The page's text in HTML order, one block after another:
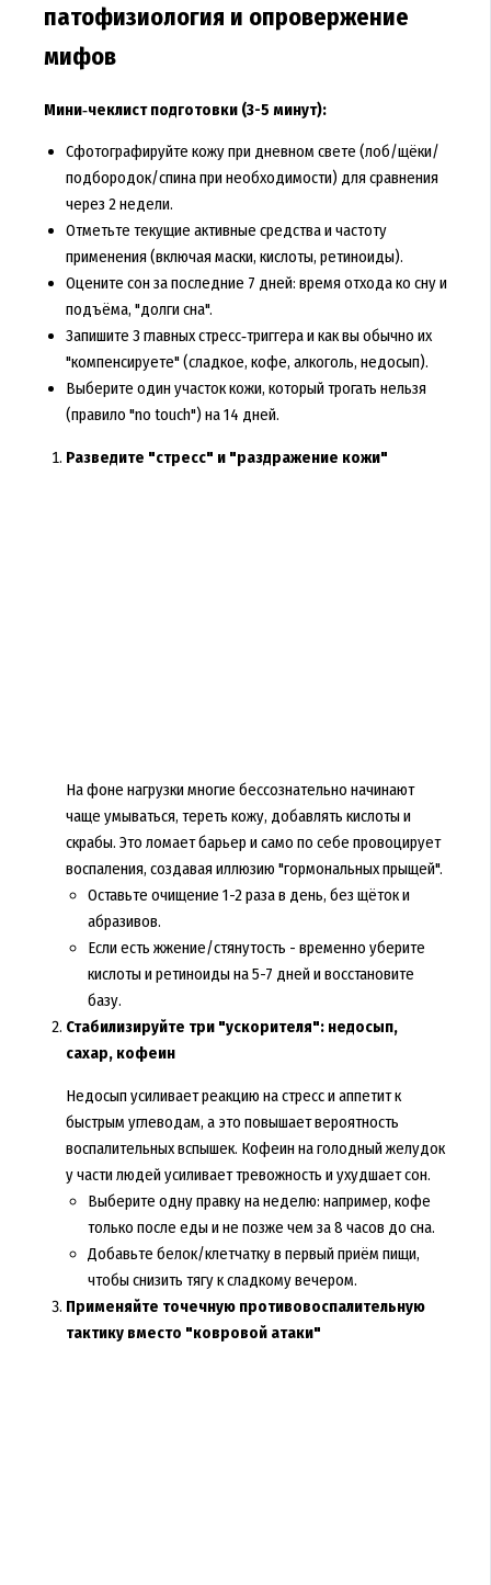
патофизиология и опровержение
мифов
Мини‑чеклист подготовки (3-5 минут):
Сфотографируйте кожу при дневном свете (лоб/щёки/
подбородок/спина при необходимости) для сравнения
через 2 недели.
Отметьте текущие активные средства и частоту
применения (включая маски, кислоты, ретиноиды).
Оцените сон за последние 7 дней: время отхода ко сну и
подъёма, "долги сна".
Запишите 3 главных стресс‑триггера и как вы обычно их
"компенсируете" (сладкое, кофе, алкоголь, недосып).
Выберите один участок кожи, который трогать нельзя
(правило "no touch") на 14 дней.
Разведите "стресс" и "раздражение кожи"
На фоне нагрузки многие бессознательно начинают
чаще умываться, тереть кожу, добавлять кислоты и
скрабы. Это ломает барьер и само по себе провоцирует
воспаления, создавая иллюзию "гормональных прыщей".
Оставьте очищение 1-2 раза в день, без щёток и
абразивов.
Если есть жжение/стянутость - временно уберите
кислоты и ретиноиды на 5-7 дней и восстановите
базу.
Стабилизируйте три "ускорителя": недосып,
сахар, кофеин
Недосып усиливает реакцию на стресс и аппетит к
быстрым углеводам, а это повышает вероятность
воспалительных вспышек. Кофеин на голодный желудок
у части людей усиливает тревожность и ухудшает сон.
Выберите одну правку на неделю: например, кофе
только после еды и не позже чем за 8 часов до сна.
Добавьте белок/клетчатку в первый приём пищи,
чтобы снизить тягу к сладкому вечером.
Применяйте точечную противовоспалительную
тактику вместо "ковровой атаки"